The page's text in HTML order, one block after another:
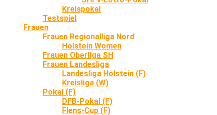
Kreispokal
Testspiel
Frauen
Frauen Regionalliga Nord
Holstein Women
Frauen Oberliga SH
Frauen Landesliga
Landesliga Holstein (F)
Kreisliga (W)
Pokal (F)
DFB-Pokal (F)
Flens-Cup (F)